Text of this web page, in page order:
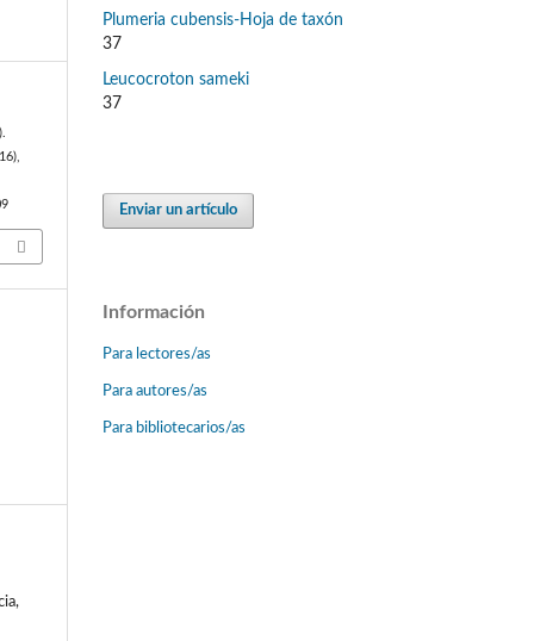
Plumeria cubensis-Hoja de taxón
37
Leucocroton sameki
37
Enviar un artículo
Información
Para lectores/as
Para autores/as
Para bibliotecarios/as